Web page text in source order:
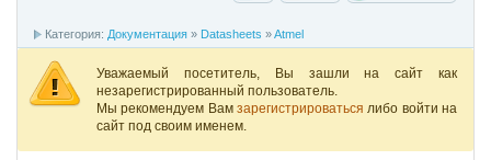
Категория: Документация » Datasheets »Atmel
Уважаемый посетитель, Вы зашли на сайт как
незарегистрированный пользователь.
Мы рекомендуем Вам зарегистрироватьсялибо войти на
сайт под своим именем.